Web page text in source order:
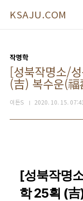
KSAJU.COM
작명학
[성북작명소/
(吉) 복수운(
이든S 2020. 10. 15. 07:41
[성북작명
학 25획 (